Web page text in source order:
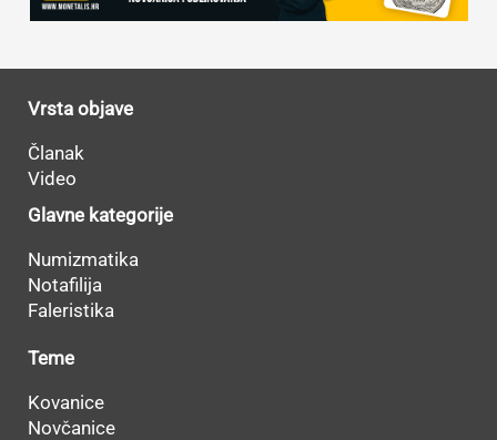
Vrsta objave
Članak
Video
Glavne kategorije
Numizmatika
Notafilija
Faleristika
Teme
Kovanice
Novčanice